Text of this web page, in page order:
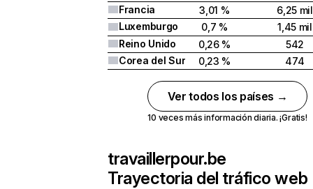
Francia
3,01 %
6,25 mil
Luxemburgo
0,7 %
1,45 mil
Reino Unido
0,26 %
542
Corea del Sur
0,23 % 474
Ver todos los países →
10 veces más información diaria. ¡Gratis!
travaillerpour.be
Trayectoria del tráfico web